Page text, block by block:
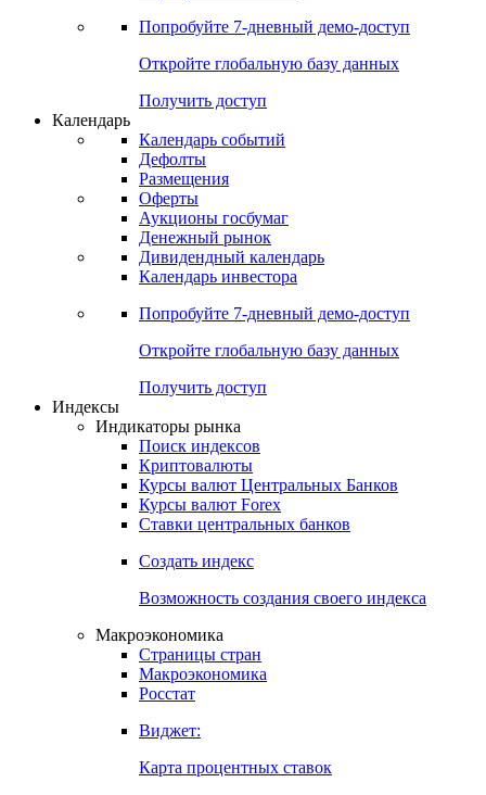
Попробуйте 7-дневный демо-доступ
Откройте глобальную базу данных
Получить доступ
Календарь
Календарь событий
Дефолты
Размещения
Оферты
Аукционы госбумаг
Денежный рынок
Дивидендный календарь
Календарь инвестора
Попробуйте 7-дневный демо-доступ
Откройте глобальную базу данных
Получить доступ
Индексы
Индикаторы рынка
Поиск индексов
Криптовалюты
Курсы валют Центральных Банков
Курсы валют Forex
Ставки центральных банков
Создать индекс
Возможность создания своего индекса
Макроэкономика
Страницы стран
Макроэкономика
Росстат
Виджет:
Карта процентных ставок